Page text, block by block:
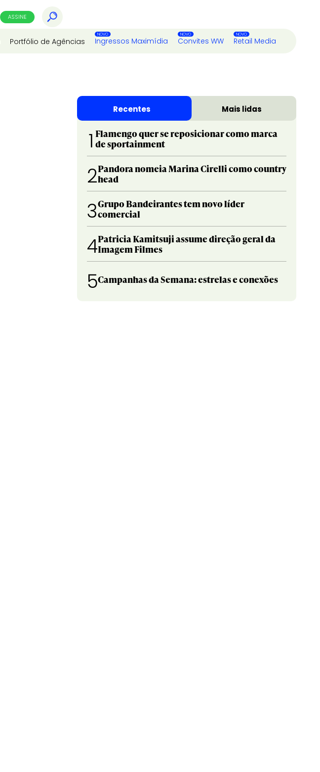
ASSINE
Portfólio de Agências Ingressos Maximídia Convites WW Retail Media
Recentes Mais lidas
1 Flamengo quer se reposicionar como marca
de sportainment
2Pandora nomeia Marina Cirelli como country
head
3Grupo Bandeirantes tem novo líder
comercial
4Patricia Kamitsuji assume direção geral da
Imagem Filmes
5Campanhas da Semana: estrelas e conexões